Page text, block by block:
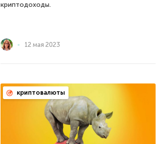
криптодоходы.
12 мая 2023
криптовалюты